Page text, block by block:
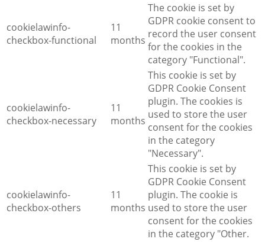
cookielawinfo-
checkbox-functional
11
months
The cookie is set by
GDPR cookie consent to
record the user consent
for the cookies in the
category "Functional".
cookielawinfo-
checkbox-necessary
11
months
This cookie is set by
GDPR Cookie Consent
plugin. The cookies is
used to store the user
consent for the cookies
in the category
"Necessary".
cookielawinfo-
checkbox-others
11
months
This cookie is set by
GDPR Cookie Consent
plugin. The cookie is
used to store the user
consent for the cookies
in the category "Other.